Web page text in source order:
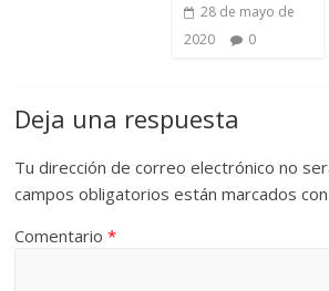
28 de mayo de
2020
0
Deja una respuesta
Tu dirección de correo electrónico no
campos obligatorios están marcados
Comentario*